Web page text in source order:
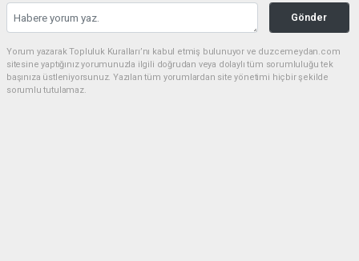
Gönder
Yorum yazarak Topluluk Kuralları’nı kabul etmiş bulunuyor ve duzcemeydan.com
sitesine yaptığınız yorumunuzla ilgili doğrudan veya dolaylı tüm sorumluluğu tek
başınıza üstleniyorsunuz. Yazılan tüm yorumlardan site yönetimi hiçbir şekilde
sorumlu tutulamaz.